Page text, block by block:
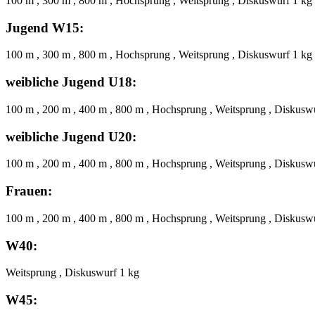
Jugend W15:
100 m , 300 m , 800 m , Hochsprung , Weitsprung , Diskuswurf 1 kg
weibliche Jugend U18:
100 m , 200 m , 400 m , 800 m , Hochsprung , Weitsprung ,
weibliche Jugend U20:
100 m , 200 m , 400 m , 800 m , Hochsprung , Weitsprung ,
Frauen:
100 m , 200 m , 400 m , 800 m , Hochsprung , Weitsprung ,
W40:
Weitsprung , Diskuswurf 1 kg
W45: